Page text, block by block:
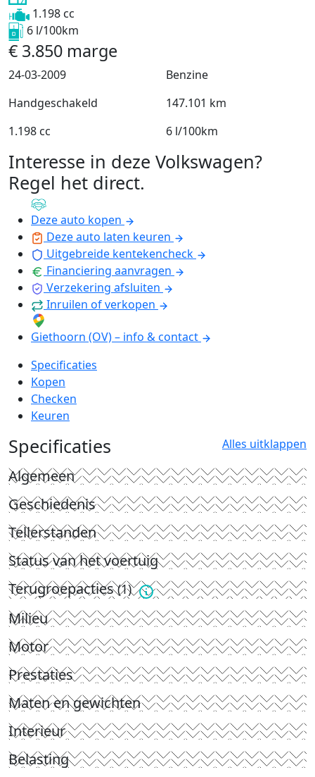
1.198 cc
6 l/100km
€ 3.850 marge
24-03-2009
Benzine
Handgeschakeld
147.101 km
1.198 cc
6 l/100km
Interesse in deze Volkswagen?
Regel het direct.
Deze auto kopen
Deze auto laten keuren
Uitgebreide kentekencheck
Financiering aanvragen
Verzekering afsluiten
Inruilen of verkopen
Giethoorn (OV) – info & contact
Specificaties
Kopen
Checken
Keuren
Specificaties Alles uitklappen
Algemeen
Geschiedenis
Tellerstanden
Status van het voertuig
Terugroepacties(1)
Milieu
Motor
Prestaties
Maten en gewichten
Interieur
Belasting